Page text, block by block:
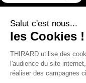
Salut c'est nous...
les Cookies !
THIRARD utilise des
l'audience du site
réaliser des campagnes